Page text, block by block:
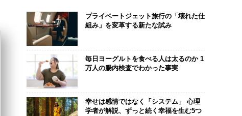
プライベートジェット旅行の「壊れた仕
組み」を変革する新たな試み
毎日ヨーグルトを食べる人は太るのか 1
万人の腸内検査でわかった事実
幸せは感情ではなく「システム」 心理
学者が解説、ずっと続く幸福を生む5つ